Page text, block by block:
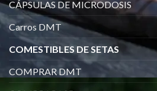
CÁPSULAS DE MICRODOSIS
Carros DMT
COMESTIBLES DE SETAS
COMPRAR DMT